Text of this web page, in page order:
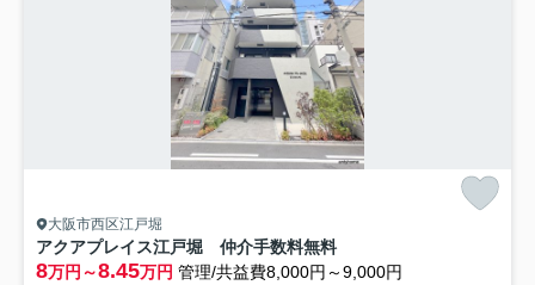
大阪市西区江戸堀
アクアプレイス江戸堀 仲介手数料無料
8万円～8.45万円 管理/共益費8,000円～9,000円